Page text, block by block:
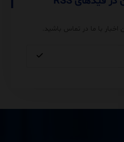
اخبار با ما در تماس باشید.